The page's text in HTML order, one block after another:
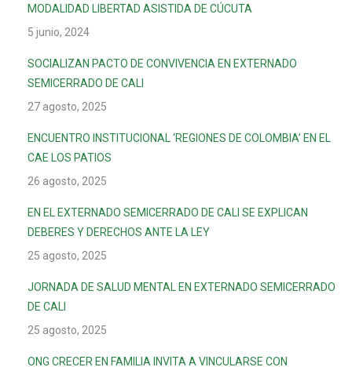
MODALIDAD LIBERTAD ASISTIDA DE CÚCUTA
5 junio, 2024
SOCIALIZAN PACTO DE CONVIVENCIA EN EXTERNADO
SEMICERRADO DE CALI
27 agosto, 2025
ENCUENTRO INSTITUCIONAL ‘REGIONES DE COLOMBIA’ EN EL
CAE LOS PATIOS
26 agosto, 2025
EN EL EXTERNADO SEMICERRADO DE CALI SE EXPLICAN
DEBERES Y DERECHOS ANTE LA LEY
25 agosto, 2025
JORNADA DE SALUD MENTAL EN EXTERNADO SEMICERRADO
DE CALI
25 agosto, 2025
ONG CRECER EN FAMILIA INVITA A VINCULARSE CON